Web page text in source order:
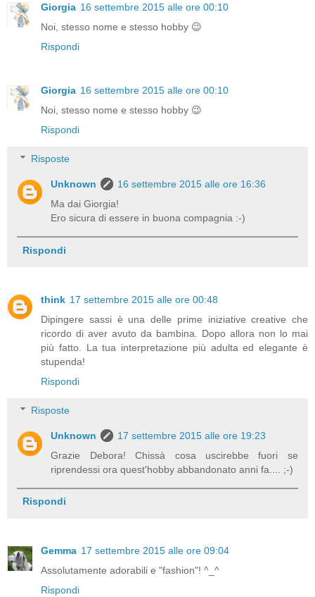
Giorgia 16 settembre 2015 alle ore 00:10
Noi, stesso nome e stesso hobby 😉
Rispondi
Giorgia 16 settembre 2015 alle ore 00:10
Noi, stesso nome e stesso hobby 😉
Rispondi
Risposte
Unknown
16 settembre 2015 alle ore 16:36
Ma dai Giorgia!
Ero sicura di essere in buona compagnia :-)
Rispondi
think 17 settembre 2015 alle ore 00:48
Dipingere sassi è una delle prime iniziative creative che
ricordo di aver avuto da bambina. Dopo allora non lo mai
più fatto. La tua interpretazione più adulta ed elegante è
stupenda!
Rispondi
Risposte
Unknown
17 settembre 2015 alle ore 19:23
Grazie Debora! Chissà cosa uscirebbe fuori se
riprendessi ora quest'hobby abbandonato anni fa.... ;-)
Rispondi
Gemma 17 settembre 2015 alle ore 09:04
Assolutamente adorabili e "fashion"! ^_^
Rispondi